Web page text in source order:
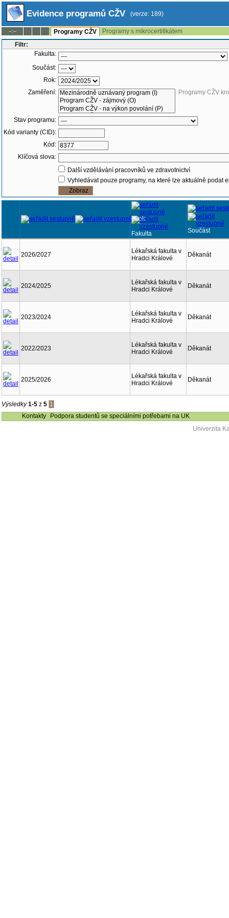
Evidence programů CŽV (verze: 189)
--:-- Programy CŽV
Programy s mikrocertifikátem
Filtr:
Fakulta:
Součást:
Rok:
Zaměření:
Programy CŽV
Stav programu:
Kód varianty (CID):
Kód:
Klíčová slova:
Další vzdělávání pracovníků ve zdravotnictví
Vyhledávat pouze programy, na které lze aktuálně podat
Rok
Fakulta Součást
2026/2027
Lékařská fakulta v
Hradci Králové
Děkanát
2024/2025
Lékařská fakulta v
Hradci Králové
Děkanát
2023/2024
Lékařská fakulta v
Hradci Králové
Děkanát
2022/2023
Lékařská fakulta v
Hradci Králové
Děkanát
2025/2026
Lékařská fakulta v
Hradci Králové
Děkanát
Výsledky1-5 z 5 1
Kontakty
Podpora studentů se speciálními potřebami na UK
Univerzita